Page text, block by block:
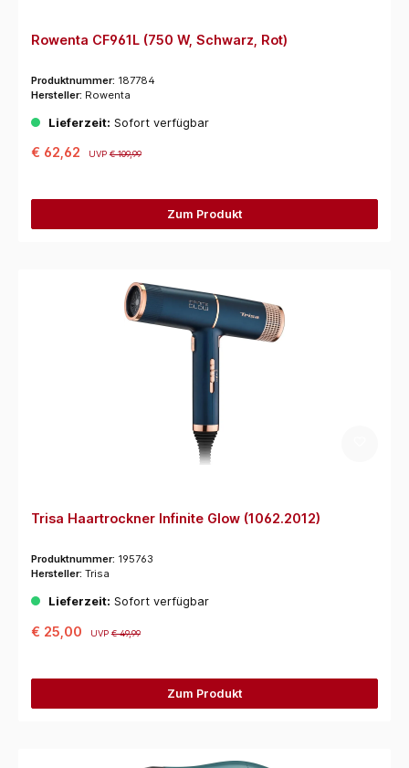
Rowenta CF961L (750 W, Schwarz, Rot)
Produktnummer: 187784
Hersteller: Rowenta
Lieferzeit: Sofort verfügbar
€ 62,62 UVP€ 109,99
Zum Produkt
Trisa Haartrockner Infinite Glow (1062.2012)
Produktnummer: 195763
Hersteller: Trisa
Lieferzeit: Sofort verfügbar
€ 25,00 UVP€ 49,99
Zum Produkt